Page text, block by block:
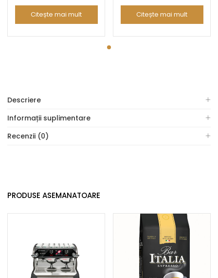
Citește mai mult Citește mai mult
Descriere
Informații suplimentare
Recenzii (0)
PRODUSE ASEMANATOARE